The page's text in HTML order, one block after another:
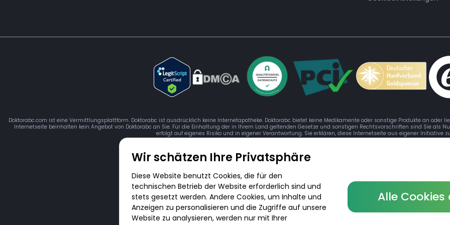
Doktorabc.com ist eine Vermittlungsplattform. Doktorabc ist ausdrücklich keine Internetapotheke. Doktorabc bietet keine Medikamente oder sonstige Produkte an oder
Internetseite beinhalten kein Angebot von Doktorabc an Sie. Für die Einhaltung der in Ihrem Land geltenden Gesetze und sonstigen Rechtsvorschriften sind Sie als
erfolgt auf eigenes Risiko und in eigener Verantwortung. Sie erklären, diese Internetseite aus eigener Initiative
© 2026 DoktorABC.com
Wir schätzen Ihre Privatsphäre
Diese Website benutzt Cookies, die für den
technischen Betrieb der Website erforderlich sind und
stets gesetzt werden. Andere Cookies, um Inhalte und
Anzeigen zu personalisieren und die Zugriffe auf unsere
Website zu analysieren, werden nur mit Ihrer
Alle